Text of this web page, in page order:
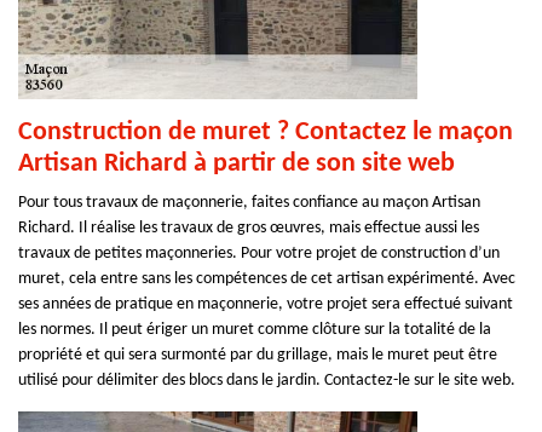
Construction de muret ? Contactez le maçon
Artisan Richard à partir de son site web
Pour tous travaux de maçonnerie, faites confiance au maçon Artisan
Richard. Il réalise les travaux de gros œuvres, mais effectue aussi les
travaux de petites maçonneries. Pour votre projet de construction d’un
muret, cela entre sans les compétences de cet artisan expérimenté. Avec
ses années de pratique en maçonnerie, votre projet sera effectué suivant
les normes. Il peut ériger un muret comme clôture sur la totalité de la
propriété et qui sera surmonté par du grillage, mais le muret peut être
utilisé pour délimiter des blocs dans le jardin. Contactez-le sur le site web.